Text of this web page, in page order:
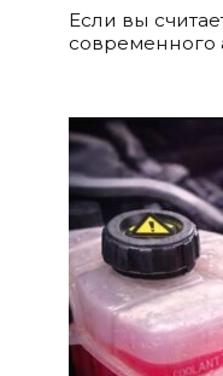
Если вы
современного